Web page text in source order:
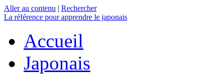
Aller au contenu | Rechercher
La référence pour apprendre le japonais
Accueil
Japonais